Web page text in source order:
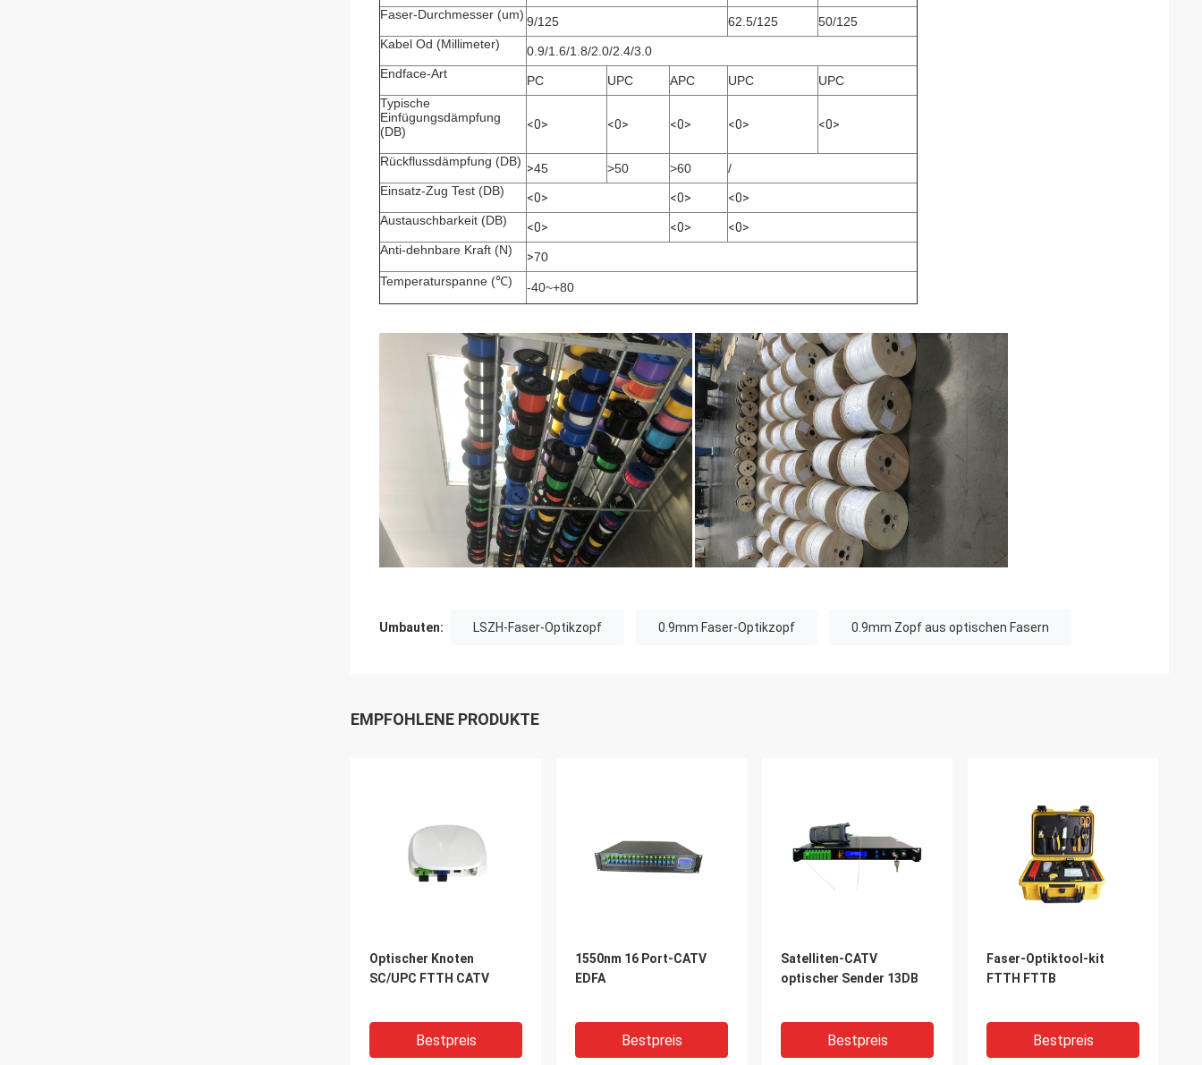
Faser-Durchmesser (um) 9/125 62.5/125
50/125
Kabel Od (Millimeter)
0.9/1.6/1.8/2.0/2.4/3.0
Endface-Art
PC UPC APC UPC
UPC
Typische
Einfügungsdämpfung
(DB)
<0> <0> <0> <0> <0>
Rückflussdämpfung (DB) >45 >50 >60
/
Einsatz-Zug Test (DB)
<0> <0>
<0>
Austauschbarkeit (DB)
<0> <0>
<0>
Anti-dehnbare Kraft (N)
>70
Temperaturspanne (℃)
-40~+80
Umbauten: LSZH-Faser-Optikzopf 0.9mm Faser-Optikzopf 0.9mm Zopf aus optischen Fasern
EMPFOHLENE PRODUKTE
Optischer Knoten
SC/UPC FTTH CATV
Bestpreis
1550nm 16 Port-CATV
EDFA
Bestpreis
Satelliten-CATV
optischer Sender 13DB
Bestpreis
Faser-Optiktool-kit
FTTH FTTB
Bestpreis